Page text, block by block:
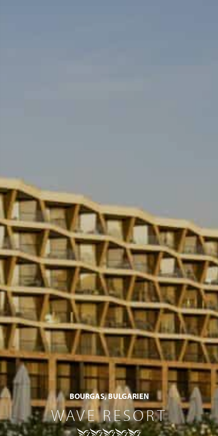
BOURGAS, BULGARIEN
WAVE RESORT